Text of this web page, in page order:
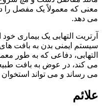
معنی که معمولاً یک مفصل را
می دهد.
آرتریت التهابی یک بیماری
سیستم ایمنی بدن به بافت
التهابی، دفاعی که به طور
می کند، در عوض به بافت
می رساند و می تواند استخوان
علائم